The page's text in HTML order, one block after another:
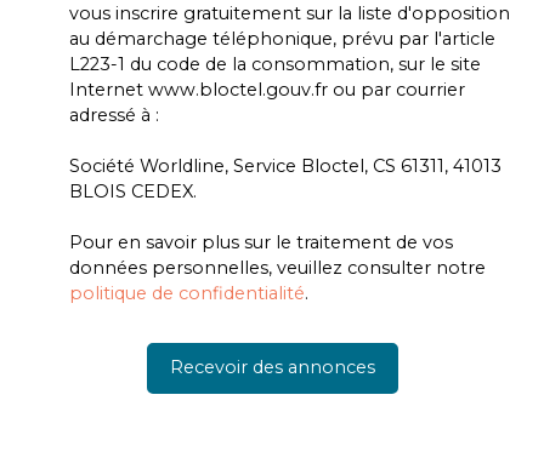
vous inscrire gratuitement sur la liste d'opposition
au démarchage téléphonique, prévu par l'article
L223-1 du code de la consommation, sur le site
Internet www.bloctel.gouv.fr ou par courrier
adressé à :
Société Worldline, Service Bloctel, CS 61311, 41013
BLOIS CEDEX.
Pour en savoir plus sur le traitement de vos
données personnelles, veuillez consulter notre
politique de confidentialité.
Recevoir des annonces